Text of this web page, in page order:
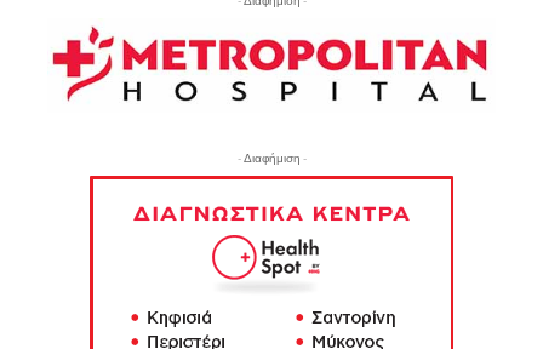
- Διαφήμιση -